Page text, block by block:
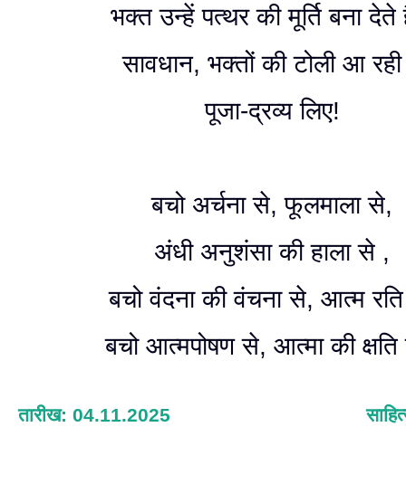
भक्त उन्हें पत्थर की मूर्ति बना
सावधान, भक्तों की टोली आ
पूजा-द्रव्य लिए!
बचो अर्चना से, फूलमाला से,
अंधी अनुशंसा की हाला से ,
बचो वंदना की वंचना से, आत्म
बचो आत्मपोषण से, आत्मा की
तारीख: 04.11.2025